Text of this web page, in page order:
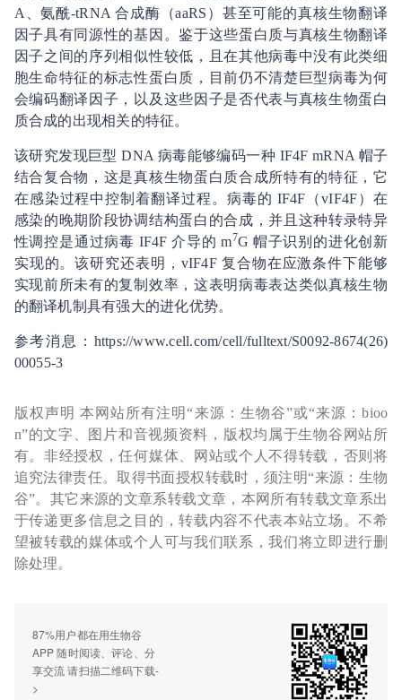
A、氨酰-tRNA 合成酶（aaRS）甚至可能的真核生物翻译
因子具有同源性的基因。鉴于这些蛋白质与真核生物翻译
因子之间的序列相似性较低，且在其他病毒中没有此类细
胞生命特征的标志性蛋白质，目前仍不清楚巨型病毒为何
会编码翻译因子，以及这些因子是否代表与真核生物蛋白
质合成的出现相关的特征。
该研究发现巨型 DNA 病毒能够编码一种 IF4F mRNA 帽子
结合复合物，这是真核生物蛋白质合成所特有的特征，它
在感染过程中控制着翻译过程。病毒的 IF4F（vIF4F）在
感染的晚期阶段协调结构蛋白的合成，并且这种转录特异
性调控是通过病毒 IF4F 介导的 m7G 帽子识别的进化创新
实现的。该研究还表明，vIF4F 复合物在应激条件下能够
实现前所未有的复制效率，这表明病毒表达类似真核生物
的翻译机制具有强大的进化优势。
参考消息：https://www.cell.com/cell/fulltext/S0092-8674(26)
00055-3
版权声明 本网站所有注明“来源：生物谷”或“来源：bioo
n”的文字、图片和音视频资料，版权均属于生物谷网站所
有。非经授权，任何媒体、网站或个人不得转载，否则将
追究法律责任。取得书面授权转载时，须注明“来源：生物
谷”。其它来源的文章系转载文章，本网所有转载文章系出
于传递更多信息之目的，转载内容不代表本站立场。不希
望被转载的媒体或个人可与我们联系，我们将立即进行删
除处理。
87%用户都在用生物谷
APP 随时阅读、评论、分
享交流 请扫描二维码下载-
>